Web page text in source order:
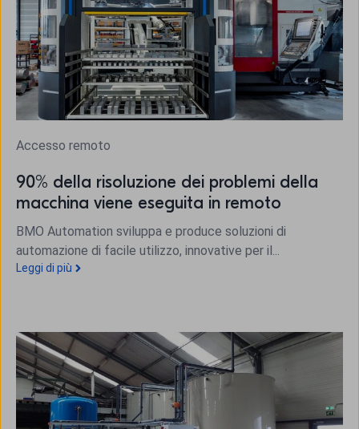
Accesso remoto
90% della risoluzione dei problemi della
macchina viene eseguita in remoto
BMO Automation sviluppa e produce soluzioni di
automazione di facile utilizzo, innovative per il...
Leggi di più